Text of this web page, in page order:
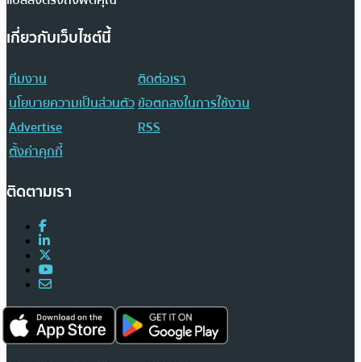
เกี่ยวกับเว็บไซต์นี้
ทีมงาน
ติดต่อเรา
นโยบายความเป็นส่วนตัวข้อตกลงในการใช้งาน
Advertise
RSS
ตั้งค่าคุกกี้
ติดตามเรา